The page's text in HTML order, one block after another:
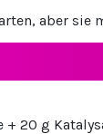
aber
+ 20 g